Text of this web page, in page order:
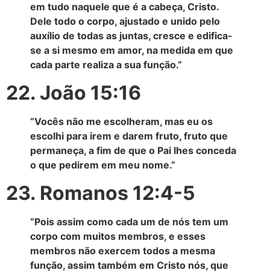
em tudo naquele que é a cabeça, Cristo.
Dele todo o corpo, ajustado e unido pelo
auxílio de todas as juntas, cresce e edifica-
se a si mesmo em amor, na medida em que
cada parte realiza a sua função.”
22. João 15:16
“Vocês não me escolheram, mas eu os
escolhi para irem e darem fruto, fruto que
permaneça, a fim de que o Pai lhes conceda
o que pedirem em meu nome.”
23. Romanos 12:4-5
“Pois assim como cada um de nós tem um
corpo com muitos membros, e esses
membros não exercem todos a mesma
função, assim também em Cristo nós, que